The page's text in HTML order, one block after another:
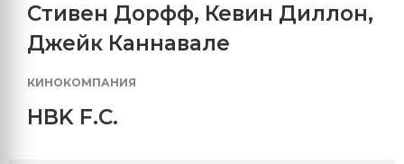
Стивен Дорфф, Кевин Диллон,
Джейк Каннавале
КИНОКОМПАНИЯ
HBK F.C.